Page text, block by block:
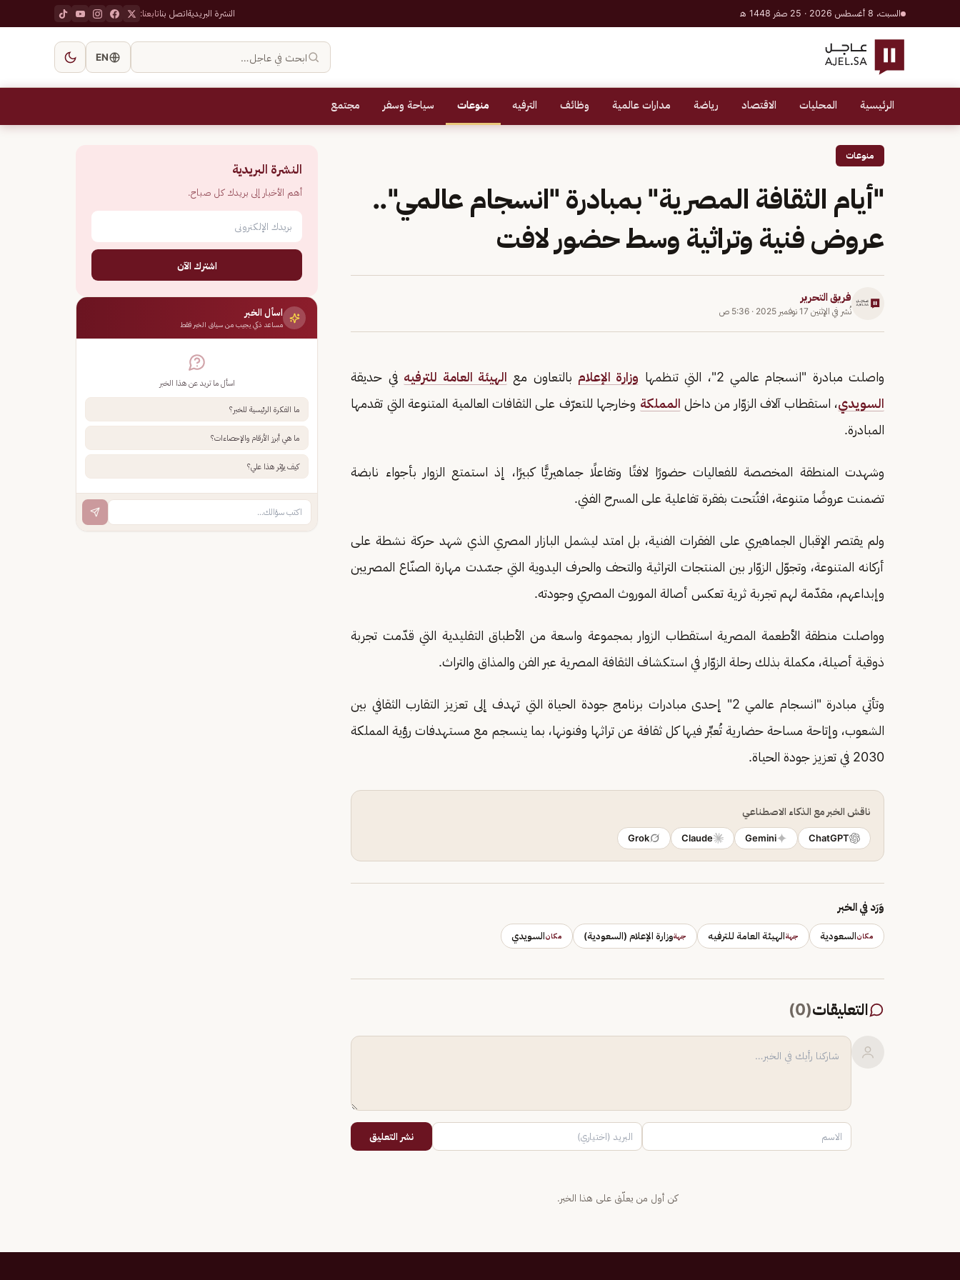
السبت، 8 أغسطس 2026 · 25 صفر 1448 هـ النشرة البريديةاتصل بناتابعنا:
ابحث في عاجل… EN
الرئيسية المحليات الاقتصاد رياضة مدارات عالمية وظائف الترفيه منوعات سياحة وسفر مجتمع
منوعات
"أيام الثقافة المصرية" بمبادرة "انسجام عالمي"..
عروض فنية وتراثية وسط ‏حضور لافت
فريق التحرير
نُشر في الإثنين 17 نوفمبر 2025 · 5:36 ص
واصلت مبادرة "انسجام عالمي 2"، التي تنظمها وزارة الإعلام بالتعاون مع ‏ الهيئة العامة للترفيه في حديقة
السويدي، استقطاب آلاف الزوّار من داخل ‏ المملكة وخارجها للتعرّف على الثقافات العالمية المتنوعة التي تقدمها
‏المبادرة. ‏
وشهدت المنطقة المخصصة للفعاليات حضورًا لافتًا وتفاعلًا جماهيريًّا كبيرًا، إذ استمتع الزوار بأجواء نابضة
تضمنت عروضًا متنوعة، افتُتحت بفقرة تفاعلية على المسرح الفني.
ولم يقتصر الإقبال الجماهيري على الفقرات الفنية، بل امتد ليشمل البازار المصري الذي شهد حركة نشطة على
أركانه المتنوعة، وتجوّل الزوّار بين المنتجات التراثية والتحف والحرف اليدوية التي جسّدت مهارة الصنّاع المصريين
وإبداعهم، مقدّمة لهم تجربة ثرية تعكس أصالة الموروث المصري وجودته.
وواصلت منطقة الأطعمة المصرية استقطاب الزوار بمجموعة واسعة من الأطباق التقليدية التي قدّمت تجربة
‏ذوقية أصيلة، مكملة بذلك رحلة الزوّار في استكشاف الثقافة المصرية عبر الفن والمذاق والتراث‎.‎
وتأتي مبادرة "انسجام عالمي 2" إحدى مبادرات برنامج جودة الحياة التي تهدف إلى ‏تعزيز التقارب الثقافي بين
الشعوب، وإتاحة مساحة حضارية تُعبِّر فيها كل ‏ثقافة عن تراثها وفنونها، بما ينسجم مع مستهدفات رؤية المملكة
2030 ‏في تعزيز جودة الحياة.‏
ناقش الخبر مع الذكاء الاصطناعي
ChatGPT
Gemini
Claude
Grok
وَرَد في الخبر
مكانالسعودية جهةالهيئة العامة للترفيه جهةوزارة الإعلام (السعودية) مكانالسويدي
التعليقات(
0
)
نشر التعليق
كن أول من يعلّق على هذا الخبر.
النشرة البريدية
أهم الأخبار إلى بريدك كل صباح.
اشترك الآن
اسأل الخبر
مساعد ذكي يجيب من سياق الخبر فقط
اسأل ما تريد عن هذا الخبر
ما الفكرة الرئيسية للخبر؟
ما هي أبرز الأرقام والإحصاءات؟
كيف يؤثر هذا علي؟